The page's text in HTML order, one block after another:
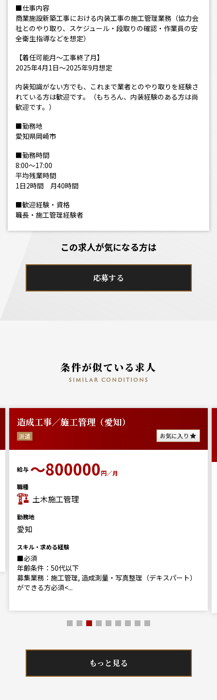
■仕事内容
商業施設新築工事における内装工事の施工管理業務（協力会
社とのやり取り、スケジュール・段取りの確認・作業員の安
全衛生指導などを想定）
【着任可能月～工事終了月】
2025年4月1日～2025年9月想定
内装知識がない方でも、これまで業者とのやり取りを経験さ
れている方は歓迎です。（もちろん、内装経験のある方は尚
歓迎です。）
■勤務地
愛知県岡崎市
■勤務時間
8:00～17:00
平均残業時間
1日2時間 月40時間
■歓迎経験・資格
職長・施工管理経験者
この求人が気になる方は
応募する
条件が似ている求人
similar conditions
造成工事／施工管理（愛知）
派遣 お気に入り
給与 ～800000円／月
職種
土木施工管理
勤務地
愛知
スキル・求める経験
■必須
年齢条件：50代以下
募集業務：施工管理, 造成測量・写真整理（デキスパート）
ができる方必須<...
もっと見る